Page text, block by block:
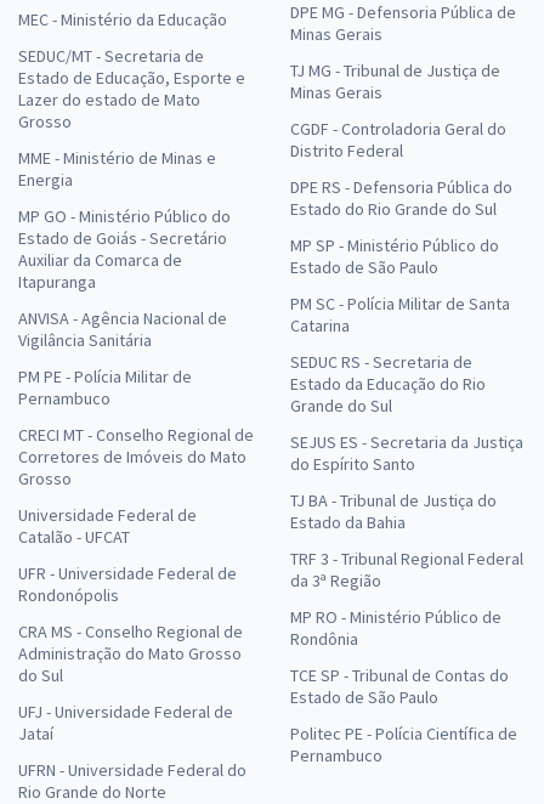
MEC - Ministério da Educação
SEDUC/MT - Secretaria de
Estado de Educação, Esporte e
Lazer do estado de Mato
Grosso
MME - Ministério de Minas e
Energia
MP GO - Ministério Público do
Estado de Goiás - Secretário
Auxiliar da Comarca de
Itapuranga
ANVISA - Agência Nacional de
Vigilância Sanitária
PM PE - Polícia Militar de
Pernambuco
CRECI MT - Conselho Regional de
Corretores de Imóveis do Mato
Grosso
Universidade Federal de
Catalão - UFCAT
UFR - Universidade Federal de
Rondonópolis
CRA MS - Conselho Regional de
Administração do Mato Grosso
do Sul
UFJ - Universidade Federal de
Jataí
UFRN - Universidade Federal do
Rio Grande do Norte
DPE MG - Defensoria Pública de
Minas Gerais
TJ MG - Tribunal de Justiça de
Minas Gerais
CGDF - Controladoria Geral do
Distrito Federal
DPE RS - Defensoria Pública do
Estado do Rio Grande do Sul
MP SP - Ministério Público do
Estado de São Paulo
PM SC - Polícia Militar de Santa
Catarina
SEDUC RS - Secretaria de
Estado da Educação do Rio
Grande do Sul
SEJUS ES - Secretaria da Justiça
do Espírito Santo
TJ BA - Tribunal de Justiça do
Estado da Bahia
TRF 3 - Tribunal Regional Federal
da 3ª Região
MP RO - Ministério Público de
Rondônia
TCE SP - Tribunal de Contas do
Estado de São Paulo
Politec PE - Polícia Científica de
Pernambuco